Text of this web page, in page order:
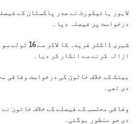
لاہور ہائیکورٹ نے صدر پاکستان کے
درخواست پر فیصلہ دیا۔
شہری ڈاکٹر
ازالہ کرنے سے انکار کر دیا۔
بینک کے خلاف خاتون کی درخواست وفاقی
دی تھی۔
وفاقی محتسب کے فیصلے کے خلاف خاتون
دی جو منظور ہوگئی۔